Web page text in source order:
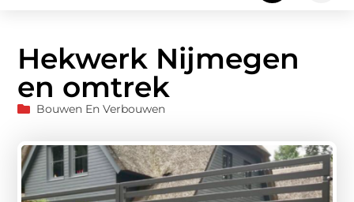
Hekwerk Nijmegen
en omtrek
Bouwen En Verbouwen